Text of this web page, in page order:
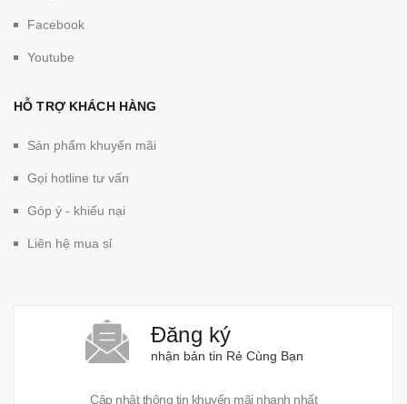
Facebook
Youtube
HỖ TRỢ KHÁCH HÀNG
Sản phẩm khuyến mãi
Gọi hotline tư vấn
Góp ý - khiếu nại
Liên hệ mua sỉ
Đăng ký
nhận bản tin Rẻ Cùng Bạn
Cập nhật thông tin khuyến mãi nhanh nhất